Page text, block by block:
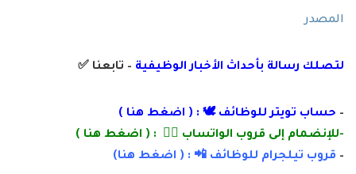
المصدر
لتصلك رسالة بأحداث الأخبار الوظيفية – تابعنا ✅
– حساب تويتر للوظائف 🕊 : ( اضغط هنا )
-للإنضمام إلى قروب الواتساب 👌🏽 : ( اضغط هنا )
– قروب تيلجرام للوظائف 📲 : ( اضغط هنا)